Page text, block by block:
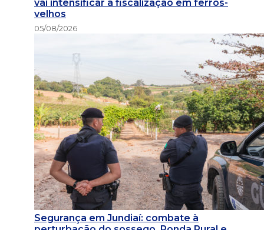
vai intensificar a fiscalização em ferros-
velhos
05/08/2026
Segurança em Jundiaí: combate à